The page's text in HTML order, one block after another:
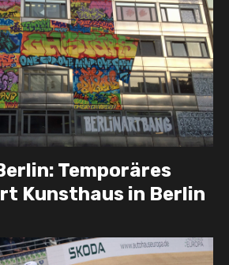
Temporäres
Kunsthaus in Berlin